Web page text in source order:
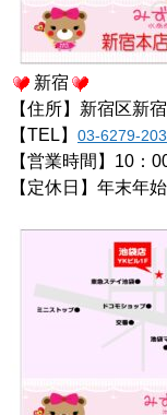
新宿
【住所】新宿区新
【TEL】 03-6279-
【営業時間】10：
【定休日】年末年始